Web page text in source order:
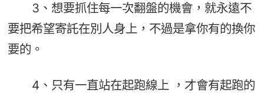
3、想要抓住每一次翻盤的機會，就永遠不
要把希望寄託在別人身上，不過是拿你有的換你
要的。
4、只有一直站在起跑線上 ，才會有起跑的